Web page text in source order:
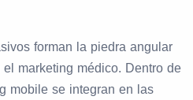
forman la piedra angular
marketing médico. Dentro de
mobile se integran en las